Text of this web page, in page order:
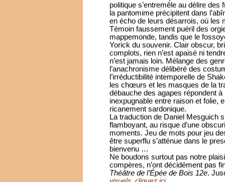
politique s’entremêle au délire
la pantomime précipitent dans
en écho de leurs désarrois, où les
Témoin faussement puéril des
mappemonde, tandis que le
Yorick du souvenir. Clair obscur,
complots, rien n’est apaisé ni
n’est jamais loin. Mélange des
l’anachronisme délibéré des
l’irréductibilité intemporelle de
les chœurs et les masques de la
débauche des agapes répondent
inexpugnable entre raison et folie,
ricanement sardonique.
La traduction de Daniel Mesguich
flamboyant, au risque d’une
moments. Jeu de mots pour jeu
être superflu s’atténue dans le
bienvenu …
Ne boudons surtout pas notre
compères, n’ont décidément pas
Théâtre de l’Épée de Bois 12e.